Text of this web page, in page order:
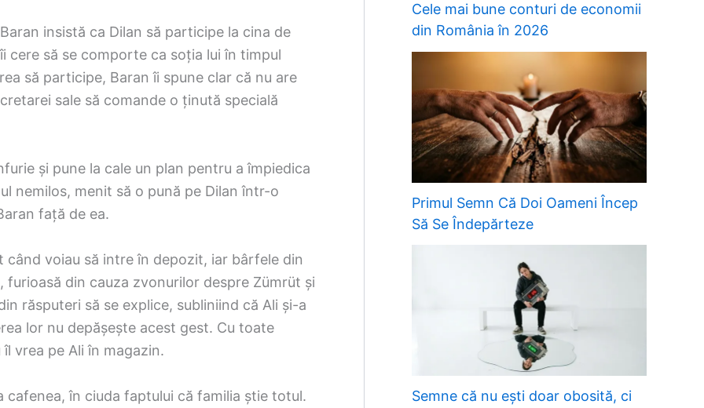
insistă ca Dilan să participe la cina de
cere să se comporte ca soția lui în timpul
să participe, Baran îi spune clar că nu are
sale să comande o ținută specială
și pune la cale un plan pentru a împiedica
nemilos, menit să o pună pe Dilan într-o
față de ea.
voiau să intre în depozit, iar bârfele din
din cauza zvonurilor despre Zümrüt și
răsputeri să se explice, subliniind că Ali și-a
lor nu depășește acest gest. Cu toate
vrea pe Ali în magazin.
cafenea, în ciuda faptului că familia știe totul.
Cele mai bune conturi de economii
din România în 2026
Primul Semn Că Doi Oameni Încep
Să Se Îndepărteze
Semne că nu ești doar obosită, ci